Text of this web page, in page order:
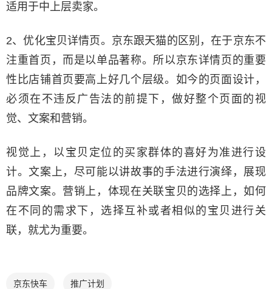
适用于中上层卖家。
2、优化宝贝详情页。京东跟天猫的区别，在于京东不
注重首页，而是以单品著称。所以京东详情页的重要
性比店铺首页要高上好几个层级。如今的页面设计，
必须在不违反广告法的前提下，做好整个页面的视
觉、文案和营销。
视觉上，以宝贝定位的买家群体的喜好为准进行设
计。文案上，尽可能以讲故事的手法进行演绎，展现
品牌文案。营销上，体现在关联宝贝的选择上，如何
在不同的需求下，选择互补或者相似的宝贝进行关
联，就尤为重要。
京东快车 推广计划